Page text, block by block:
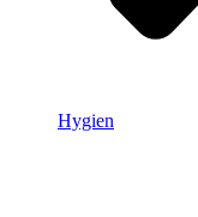
Hygien